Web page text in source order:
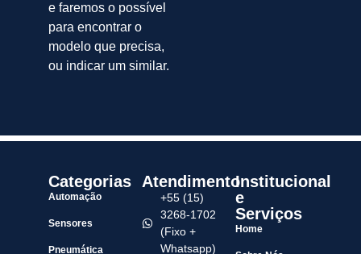
e faremos o possível
para encontrar o
modelo que precisa,
ou indicar um similar.
Categorias
Automação
Sensores
Pneumática
Atendimento
+55 (15)
3268-1702
(Fixo +
Whatsapp)
Institucional
e
Serviços
Home